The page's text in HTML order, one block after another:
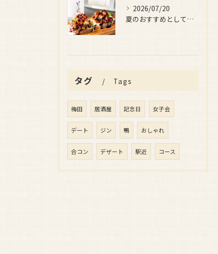
2026/07/20
夏のおすすめとしてぜひ味わっていただきたいのが、
タグ Tags
梅田 居酒屋 記念日 女子会
デート ジン 鴨 おしゃれ
合コン デザート 駅近 コース